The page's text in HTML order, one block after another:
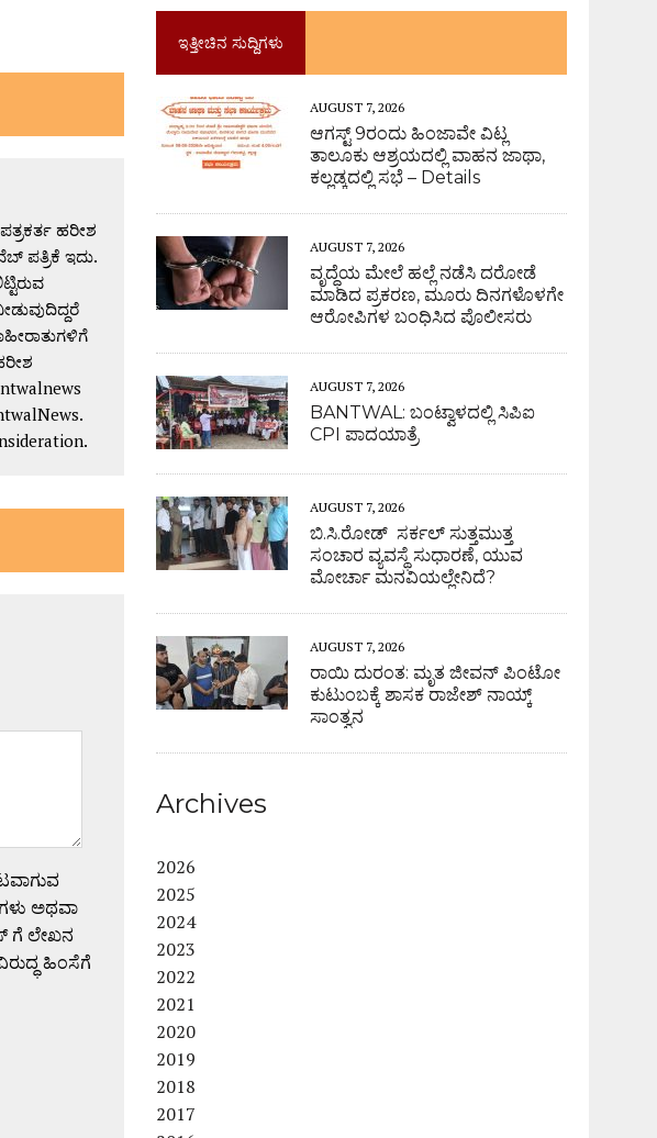
ಹರೀಶ
ಪತ್ರಿಕೆ ಇದು.
ಅಥವಾ
ಗೆ ಲೇಖನ
ಹಿಂಸೆಗೆ
ಇತ್ತೀಚಿನ ಸುದ್ದಿಗಳು
AUGUST 7, 2026
ಆಗಸ್ಟ್ 9ರಂದು ಹಿಂಜಾವೇ ವಿಟ್ಲ
ತಾಲೂಕು ಆಶ್ರಯದಲ್ಲಿ ವಾಹನ ಜಾಥಾ,
ಕಲ್ಲಡ್ಕದಲ್ಲಿ ಸಭೆ – Details
AUGUST 7, 2026
ವೃದ್ಧೆಯ ಮೇಲೆ ಹಲ್ಲೆ ನಡೆಸಿ ದರೋಡೆ
ಮಾಡಿದ ಪ್ರಕರಣ, ಮೂರು ದಿನಗಳೊಳಗೇ
ಆರೋಪಿಗಳ ಬಂಧಿಸಿದ ಪೊಲೀಸರು
AUGUST 7, 2026
BANTWAL: ಬಂಟ್ವಾಳದಲ್ಲಿ ಸಿಪಿಐ
CPI ಪಾದಯಾತ್ರೆ
AUGUST 7, 2026
ಬಿ.ಸಿ.ರೋಡ್ ಸರ್ಕಲ್ ಸುತ್ತಮುತ್ತ
ಸಂಚಾರ ವ್ಯವಸ್ಥೆ ಸುಧಾರಣೆ, ಯುವ
ಮೋರ್ಚಾ ಮನವಿಯಲ್ಲೇನಿದೆ?
AUGUST 7, 2026
ರಾಯಿ ದುರಂತ: ಮೃತ ಜೀವನ್ ಪಿಂಟೋ
ಕುಟುಂಬಕ್ಕೆ ಶಾಸಕ ರಾಜೇಶ್ ನಾಯ್ಕ್
ಸಾಂತ್ವನ
Archives
2026
2025
2024
2023
2022
2021
2020
2019
2018
2017